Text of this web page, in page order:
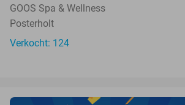
TODAY
GOOS Spa & Wellness
Posterholt
Verkocht: 124